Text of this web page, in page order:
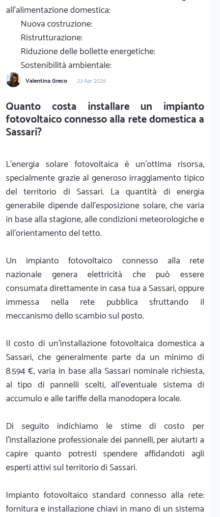
all'alimentazione domestica:
Nuova costruzione:
Ristrutturazione:
Riduzione delle bollette energetiche:
Sostenibilità ambientale:
Valentina Greco 23 Apr 2026
Quanto costa installare un impianto
fotovoltaico connesso alla rete domestica a
Sassari?
L'energia solare fotovoltaica è un'ottima risorsa,
specialmente grazie al generoso irraggiamento tipico
del territorio di Sassari. La quantità di energia
generabile dipende dall'esposizione solare, che varia
in base alla stagione, alle condizioni meteorologiche e
all'orientamento del tetto.
Un impianto fotovoltaico connesso alla rete
nazionale genera elettricità che può essere
consumata direttamente in casa tua a Sassari, oppure
immessa nella rete pubblica sfruttando il
meccanismo dello scambio sul posto.
Il costo di un'installazione fotovoltaica domestica a
Sassari, che generalmente parte da un minimo di
8.594 €, varia in base alla Sassari nominale richiesta,
al tipo di pannelli scelti, all'eventuale sistema di
accumulo e alle tariffe della manodopera locale.
Di seguito indichiamo le stime di costo per
l'installazione professionale dei pannelli, per aiutarti a
capire quanto potresti spendere affidandoti agli
esperti attivi sul territorio di Sassari.
Impianto fotovoltaico standard connesso alla rete:
fornitura e installazione chiavi in mano di un sistema